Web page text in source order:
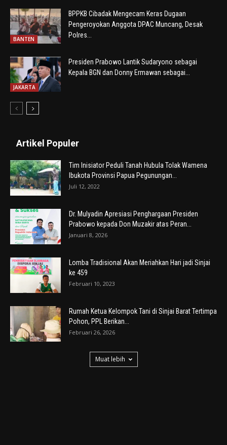
BANTEN
BPPKB Cibadak Mengecam Keras Dugaan
Pengeroyokan Anggota DPAC Muncang, Desak
Polres...
JAKARTA
Presiden Prabowo Lantik Sudaryono sebagai
Kepala BGN dan Donny Ermawan sebagai...
Artikel Populer
Tim Inisiator Peduli Tanah Hubula Tolak Wamena
Ibukota Provinsi Papua Pegunungan...
Juli 12, 2022
Dr. Mulyadin Apresiasi Penghargaan Presiden
Prabowo kepada Don Muzakir atas Peran...
Januari 8, 2026
Lomba Tradisional Akan Meriahkan Hari jadi Sinjai
ke 459
Februari 10, 2023
Rumah Ketua Kelompok Tani di Sinjai Barat Tertimpa
Pohon, PPL Berikan...
Februari 26, 2026
Muat lebih